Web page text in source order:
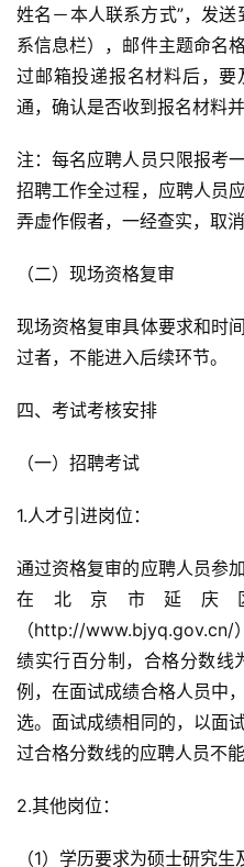
姓名－本人联系方式”，发
系信息栏），邮件主题命名
过邮箱投递报名材料后，
通，确认是否收到报名材料
注：每名应聘人员只限报考
招聘工作全过程，应聘人员
弄虚作假者，一经查实，取
（二）现场资格复审
现场资格复审具体要求和时
过者，不能进入后续环节。
四、考试考核安排
（一）招聘考试
1.人才引进岗位：
通过资格复审的应聘人员参
在北京市延庆
（http://www.bjyq.gov.cn/
绩实行百分制，合格分数线
例，在面试成绩合格人员中
选。面试成绩相同的，以面
过合格分数线的应聘人员不
2.其他岗位：
（1）学历要求为硕士研究